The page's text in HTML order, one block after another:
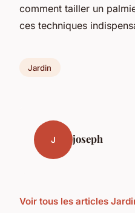
comment tailler un
ces techniques
Jardin
J joseph
Voir tous les articles